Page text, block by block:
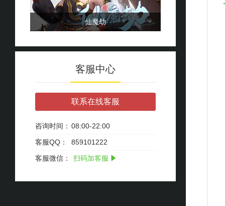
仙魔劫
客服中心
联系在线客服
咨询时间： 08:00-22:00
客服QQ：
859101222
客服微信：
扫码加客服